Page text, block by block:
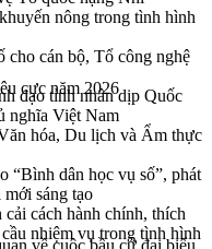
nông trong tình hình
cho cán bộ, Tổ công nghệ
đạo tỉnh nhân dịp Quốc
nghĩa Việt Nam
hóa, Du lịch và Ẩm thực
“Bình dân học vụ số”, phát
sáng tạo
cách hành chính, thích
nhiệm vụ trong tình hình
cực năm 2026